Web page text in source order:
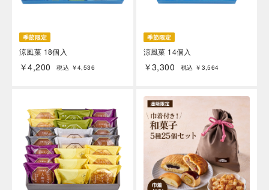
涼風菓 18個入
￥4,200 税込 ￥4,536
涼風菓 14個入
￥3,300 税込 ￥3,564